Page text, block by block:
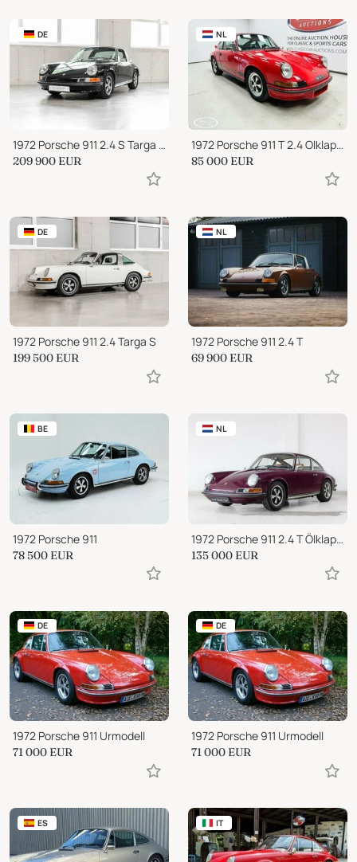
DE
1972 Porsche 911 2.4 S Targa top
209 900 EUR
NL
1972 Porsche 911 T 2.4 Olklappe - ONLINE AUCTION
85 000 EUR
DE
1972 Porsche 911 2.4 Targa S
199 500 EUR
NL
1972 Porsche 911 2.4 T
69 900 EUR
BE
1972 Porsche 911
78 500 EUR
NL
1972 Porsche 911 2.4 T Ölklappe
135 000 EUR
DE
1972 Porsche 911 Urmodell
71 000 EUR
DE
1972 Porsche 911 Urmodell
71 000 EUR
ES IT